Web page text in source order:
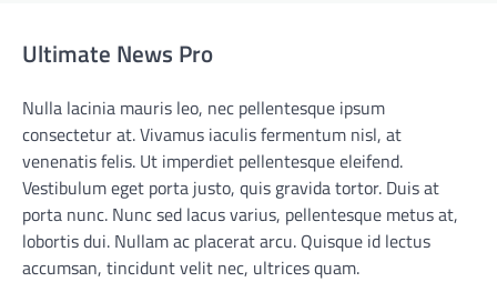
Ultimate News Pro
Nulla lacinia mauris leo, nec pellentesque ipsum
consectetur at. Vivamus iaculis fermentum nisl, at
venenatis felis. Ut imperdiet pellentesque eleifend.
Vestibulum eget porta justo, quis gravida tortor. Duis at
porta nunc. Nunc sed lacus varius, pellentesque metus at,
lobortis dui. Nullam ac placerat arcu. Quisque id lectus
accumsan, tincidunt velit nec, ultrices quam.